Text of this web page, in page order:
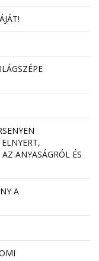
ANYASÁGRÓL ÉS
A